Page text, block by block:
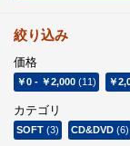
絞り込み
価格
￥0 - ￥2,000 (11) ￥
カテゴリ
SOFT (3) CD&DVD (6)